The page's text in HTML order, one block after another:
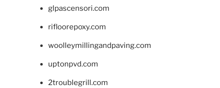
glpascensori.com
rifloorepoxy.com
woolleymillingandpaving.com
uptonpvd.com
2troublegrill.com